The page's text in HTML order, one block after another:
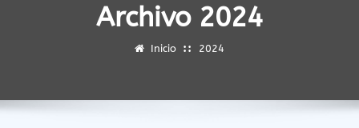
Archivo 2024
Inicio 2024